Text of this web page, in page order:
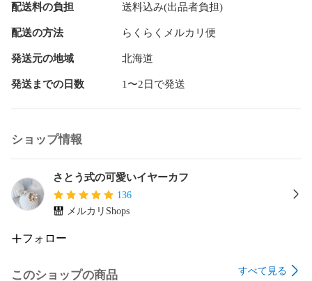
3種の石の間にはビーズを通してありますので、金属アレルギ
ー対策コーティング不要なデザインです。
大地・浄化・振動エネルギーの３要素を融合。普段使いはも
もオススメです。
配送料の負担 送料込み(出品者負担)
配送の方法 らくらくメルカリ便
発送元の地域 北海道
発送までの日数 1〜2日で発送
ショップ情報
さとう式の可愛いイヤーカフ
136
メルカリShops
フォロー
このショップの商品 すべて見る